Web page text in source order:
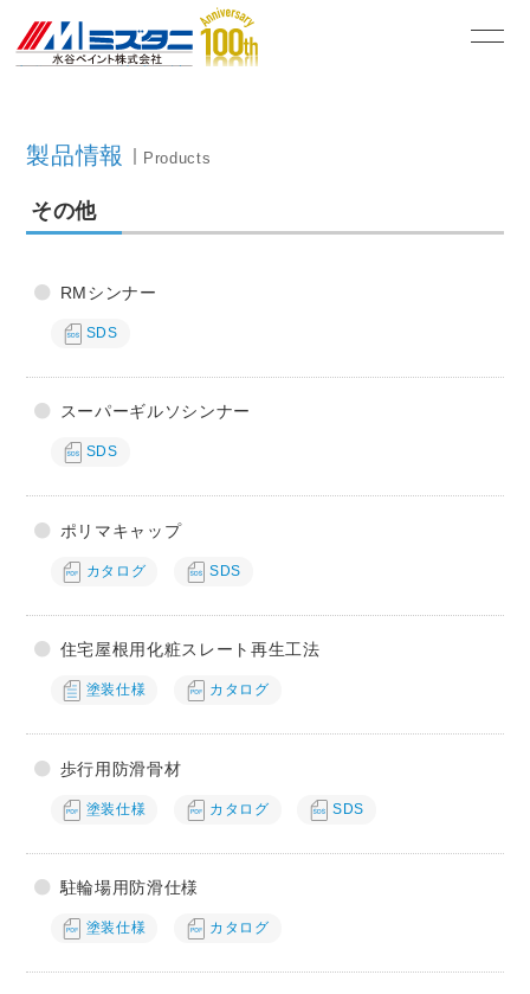
製品情報 Products
その他
RMシンナー
SDS
スーパーギルソシンナー
SDS
ポリマキャップ
カタログ SDS
住宅屋根用化粧スレート再生工法
塗装仕様 カタログ
歩行用防滑骨材
塗装仕様 カタログ SDS
駐輪場用防滑仕様
塗装仕様 カタログ